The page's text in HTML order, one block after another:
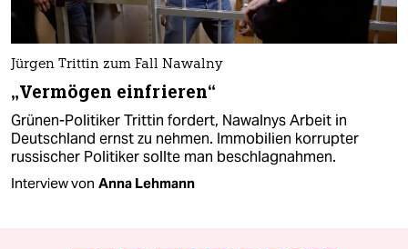
Jürgen Trittin zum Fall Nawalny
„Vermögen einfrieren“
Grünen-Politiker Trittin fordert, Nawalnys Arbeit in
Deutschland ernst zu nehmen. Immobilien korrupter
russischer Politiker sollte man beschlagnahmen.
Interview von Anna Lehmann